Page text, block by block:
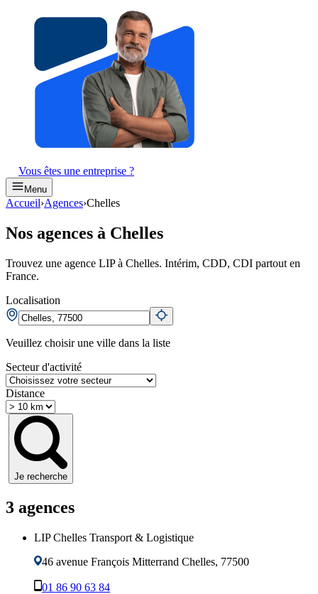
Vous êtes une entreprise ?
Menu
Accueil›Agences›Chelles
Nos agences à Chelles
Trouvez une agence LIP à Chelles. Intérim, CDD, CDI partout en
France.
Localisation
Veuillez choisir une ville dans la liste
Secteur d'activité
Distance
Je recherche
3 agences
LIP Chelles Transport & Logistique
46 avenue François Mitterrand Chelles, 77500
01 86 90 63 84